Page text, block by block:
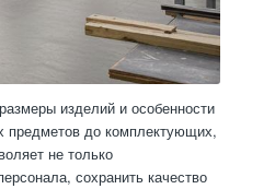
изделий и особенности
предметов до комплектующих,
не только
сохранить качество